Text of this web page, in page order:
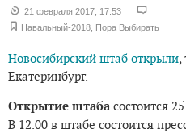
21 февраля 2017, 17:53
Навальный-2018 Пора Выбирать
Новосибирский штаб открыли,
Екатеринбург.
Открытие штаба состоится
В 12.00 в штабе состоится